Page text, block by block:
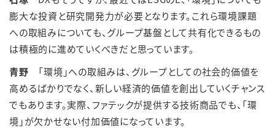
膨大な投資と研究開発力が必要となります。これら環境課題
への取組みについても、グループ基盤として共有化できるもの
は積極的に進めていくべきだと思っています。
青野 「環境」への取組みは、グループとしての社会的価値を
高めるばかりでなく、新しい経済的価値を創出していくチャンス
でもあります。実際、ファテックが提供する技術商品でも、「環
境」が欠かせない付加価値になっています。